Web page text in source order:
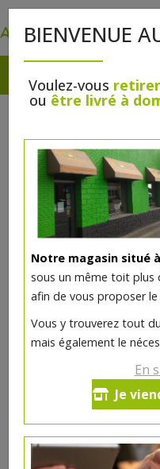
BIENVENUE
Voulez-vous
ou être livré à
Notre magasin situé
sous un même toit plus
afin de vous proposer
Vous y trouverez tout
mais également le
En
Je
Orangettes
Ce produit est